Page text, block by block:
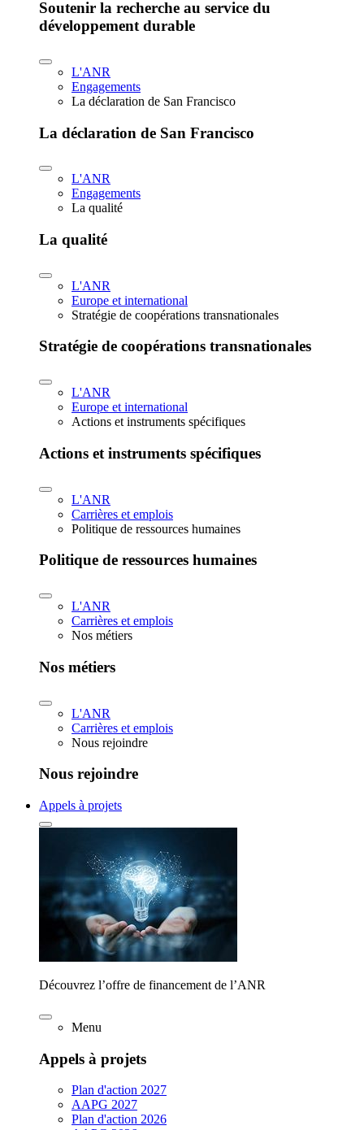
Soutenir la recherche au service du
développement durable
L'ANR
Engagements
La déclaration de San Francisco
La déclaration de San Francisco
L'ANR
Engagements
La qualité
La qualité
L'ANR
Europe et international
Stratégie de coopérations transnationales
Stratégie de coopérations transnationales
L'ANR
Europe et international
Actions et instruments spécifiques
Actions et instruments spécifiques
L'ANR
Carrières et emplois
Politique de ressources humaines
Politique de ressources humaines
L'ANR
Carrières et emplois
Nos métiers
Nos métiers
L'ANR
Carrières et emplois
Nous rejoindre
Nous rejoindre
Appels à projets
Découvrez l’offre de financement de l’ANR
Menu
Appels à projets
Plan d'action 2027
AAPG 2027
Plan d'action 2026